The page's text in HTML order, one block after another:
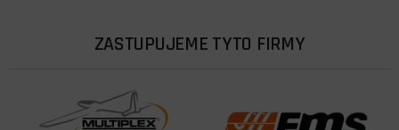
ZASTUPUJEME TYTO FIRMY